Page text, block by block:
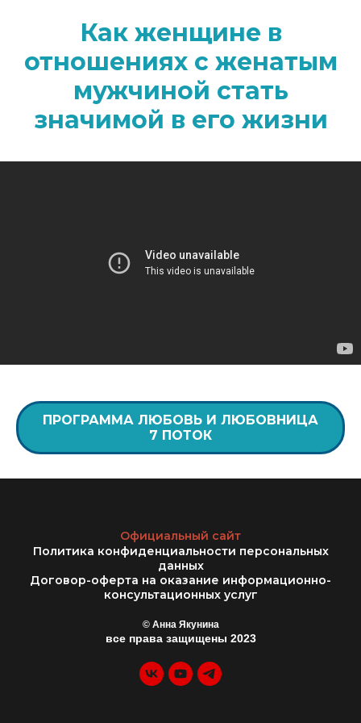
Как женщине в
отношениях с женатым
мужчиной стать
значимой в его жизни
ПРОГРАММА ЛЮБОВЬ И ЛЮБОВНИЦА
7 ПОТОК
Официальный сайт
Политика конфиденциальности персональных
данных
Договор-оферта на оказание информационно-
консультационных услуг
© Анна Якунина
все права защищены 2023